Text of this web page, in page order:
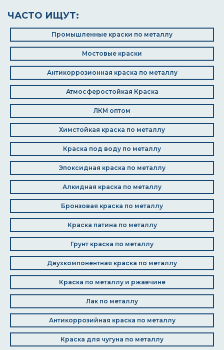
ЧАСТО ИЩУТ:
Промышленные краски по металлу
Мостовые краски
Антикоррозионная краска по металлу
Атмосферостойкая Краска
ЛКМ оптом
Химстойкая краска по металлу
Краска под воду по металлу
Эпоксидная краска по металлу
Алкидная краска по металлу
Бронзовая краска по металлу
Краска патина по металлу
Грунт краска по металлу
Двухкомпонентная краска по металлу
Краска по металлу и ржавчине
Лак по металлу
Антикоррозийная краска по металлу
Краска для чугуна по металлу